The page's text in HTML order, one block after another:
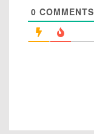
0 COMMENTS